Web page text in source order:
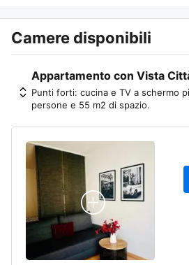
Camere disponibili
Appartamento con Vista
Punti forti: cucina e TV a schermo
persone e 55 m2 di spazio.